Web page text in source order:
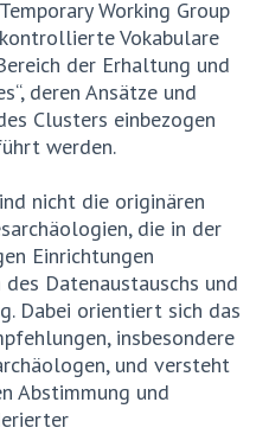
Working Group
Vokabulare
der Erhaltung und
deren Ansätze und
Clusters einbezogen
werden.
nicht die originären
die in der
Einrichtungen
Datenaustauschs und
Dabei orientiert sich das
insbesondere
und versteht
Abstimmung und